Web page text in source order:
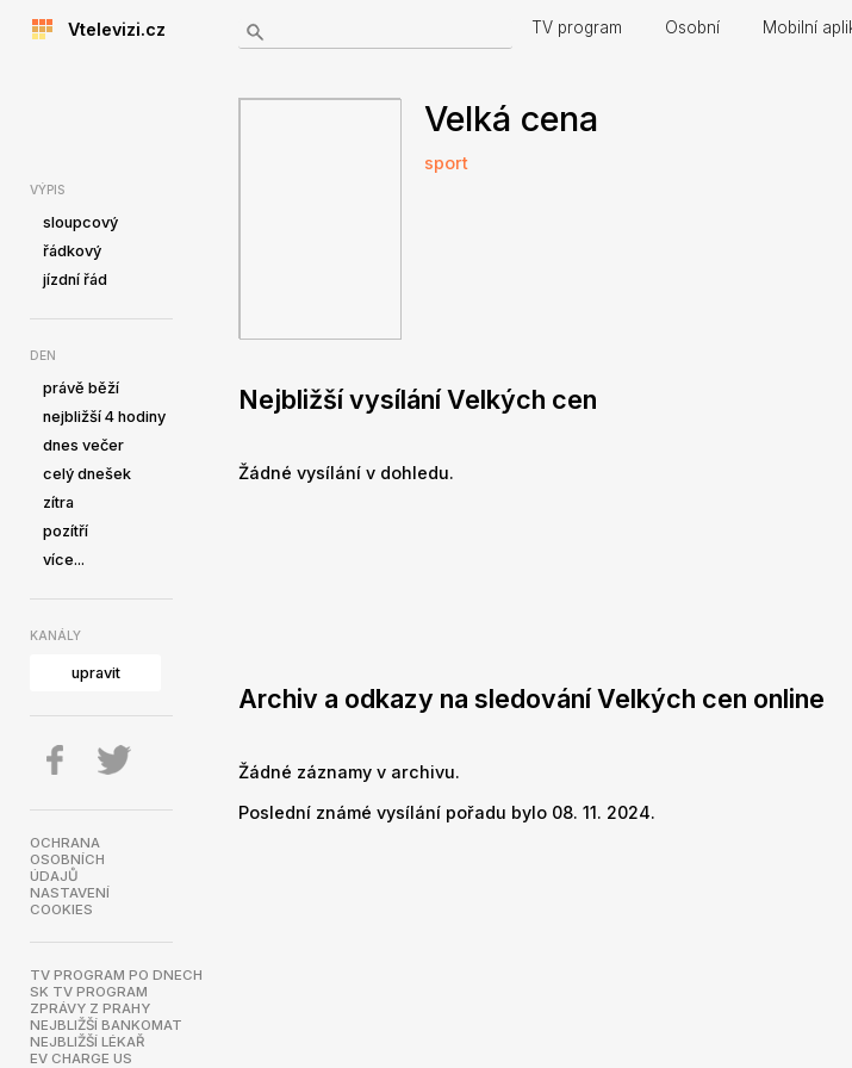
Vtelevizi.cz TV program Osobní Mobilní
VÝPIS
sloupcový
řádkový
jízdní řád
DEN
právě běží
nejbližší 4 hodiny
dnes večer
celý dnešek
zítra
pozítří
více...
KANÁLY
upravit
OCHRANA
OSOBNÍCH
ÚDAJŮ
NASTAVENÍ
COOKIES
TV PROGRAM PO DNECH
SK TV PROGRAM
ZPRÁVY Z PRAHY
NEJBLIŽŠÍ BANKOMAT
NEJBLIŽŠÍ LÉKAŘ
EV CHARGE US
Velká cena
sport
Nejbližší vysílání Velkých cen
Žádné vysílání v dohledu.
Archiv a odkazy na sledování Velkých cen online
Žádné záznamy v archivu.
Poslední známé vysílání pořadu bylo 08. 11. 2024.